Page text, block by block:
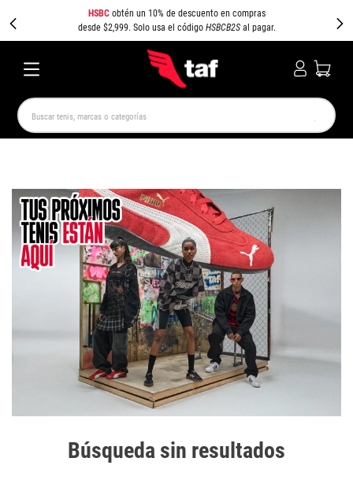
HSBCobtén un 10% de descuento en compras
desde $2,999. Solo usa el código HSBCB2Sal pagar.
Buscar tenis, marcas o categorías
Búsqueda sin resultados
SPEEDCAT SPEZIAL JORDAN 1
CAMPUS AIR MAX